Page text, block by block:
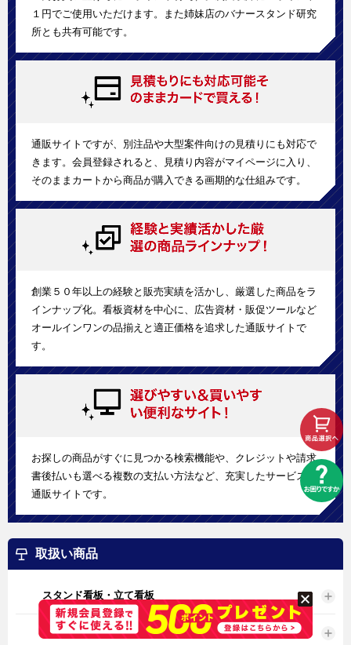
１円でご使用いただけます。また姉妹店のバナースタンド研究
所とも共有可能です。
通販サイトですが、別注品や大型案件向けの見積りにも対応で
きます。会員登録されると、見積り内容がマイページに入り、
そのままカートから商品が購入できる画期的な仕組みです。
創業５０年以上の経験と販売実績を活かし、厳選した商品をラ
インナップ化。看板資材を中心に、広告資材・販促ツールなど
オールインワンの品揃えと適正価格を追求した通販サイトで
す。
お探しの商品がすぐに見つかる検索機能や、クレジットや請求
書後払いも選べる複数の支払い方法など、充実したサービスの
通販サイトです。
取扱い商品
スタンド看板・立て看板
タペストリー・バナー